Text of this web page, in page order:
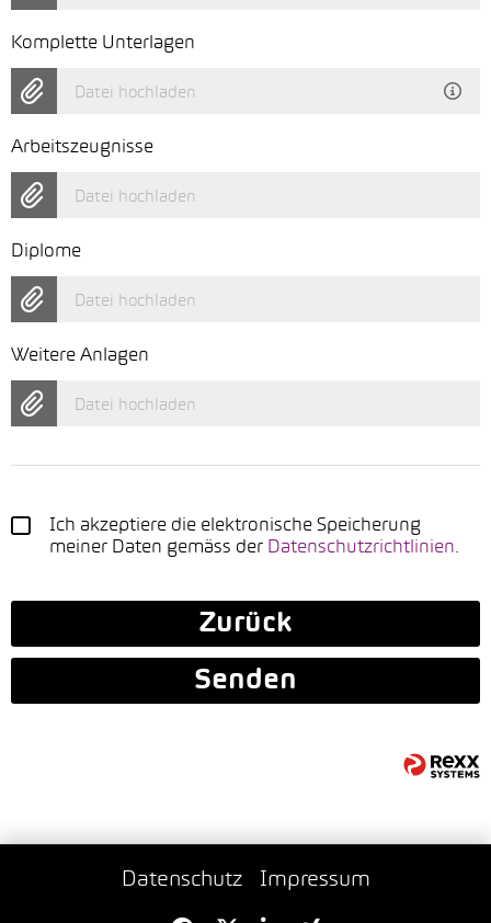
Komplette Unterlagen
Datei hochladen
Arbeitszeugnisse
Datei hochladen
Diplome
Datei hochladen
Weitere Anlagen
Datei hochladen
Ich akzeptiere die elektronische Speicherung
meiner Daten gemäss der Datenschutzrichtlinien.
Zurück
Senden
Datenschutz Impressum